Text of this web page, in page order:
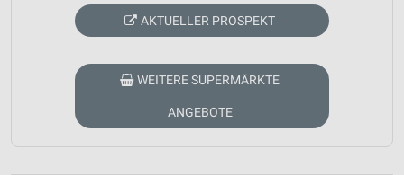
AKTUELLER PROSPEKT
WEITERE SUPERMÄRKTE
ANGEBOTE